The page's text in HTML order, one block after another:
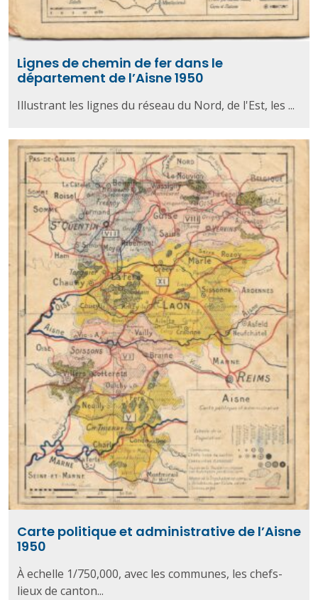
Lignes de chemin de fer dans le
département de l’Aisne 1950
Illustrant les lignes du réseau du Nord, de l'Est, les ...
Carte politique et administrative de l’Aisne
1950
À echelle 1/750,000, avec les communes, les chefs-
lieux de canton...